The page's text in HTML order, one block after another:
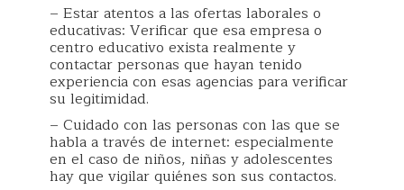
– Estar atentos a las ofertas laborales o
educativas: Verificar que esa empresa o
centro educativo exista realmente y
contactar personas que hayan tenido
experiencia con esas agencias para verificar
su legitimidad.
– Cuidado con las personas con las que se
habla a través de internet: especialmente
en el caso de niños, niñas y adolescentes
hay que vigilar quiénes son sus contactos.